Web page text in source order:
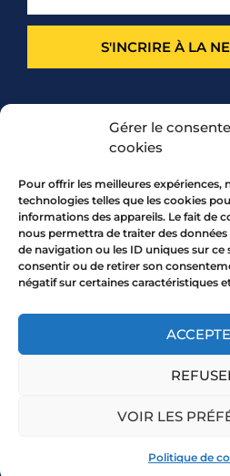
Gérer le
cookies
Pour offrir les meilleures expériences,
technologies telles que les cookies
informations des appareils. Le fait de
nous permettra de traiter des
de navigation ou les ID uniques sur ce
consentir ou de retirer son
négatif sur certaines caractéristiques
VOIR LES
Politique de
S'INCRIRE À LA